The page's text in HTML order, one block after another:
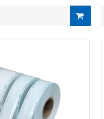
dentales